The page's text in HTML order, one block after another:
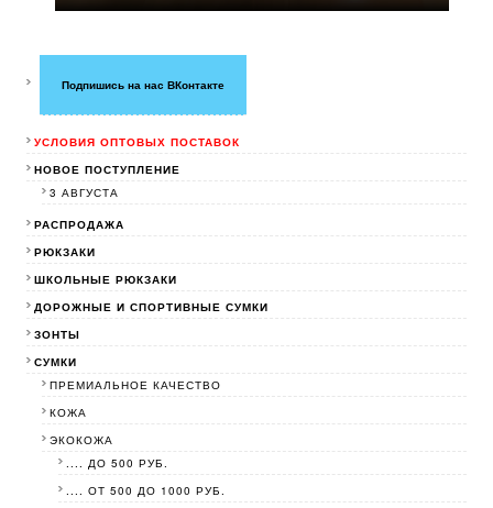
Подпишись на нас ВКонтакте
УСЛОВИЯ ОПТОВЫХ ПОСТАВОК
НОВОЕ ПОСТУПЛЕНИЕ
3 АВГУСТА
РАСПРОДАЖА
РЮКЗАКИ
ШКОЛЬНЫЕ РЮКЗАКИ
ДОРОЖНЫЕ И СПОРТИВНЫЕ СУМКИ
ЗОНТЫ
СУМКИ
ПРЕМИАЛЬНОЕ КАЧЕСТВО
КОЖА
ЭКОКОЖА
.... ДО 500 РУБ.
.... ОТ 500 ДО 1000 РУБ.